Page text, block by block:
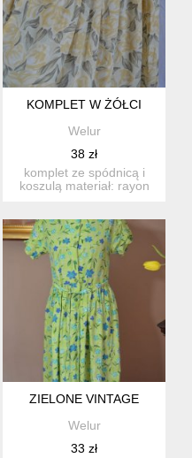
KOMPLET W ŻÓŁCI
Welur
38 zł
komplet ze spódnicą i
koszulą materiał: rayon
ZIELONE VINTAGE
Welur
33 zł